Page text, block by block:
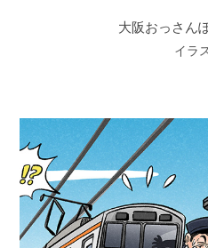
大阪おっさん
イラ